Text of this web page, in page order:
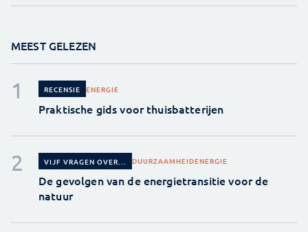
MEEST GELEZEN
RECENSIE ENERGIE
Praktische gids voor thuisbatterijen
VIJF VRAGEN OVER... DUURZAAMHEIDENERGIE
De gevolgen van de energietransitie voor de
natuur